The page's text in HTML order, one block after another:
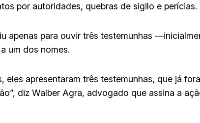
por autoridades, quebras de sigilo e perícias.
apenas para ouvir três testemunhas
um dos nomes.
eles apresentaram três testemunhas, que já
diz Walber Agra, advogado que assina a